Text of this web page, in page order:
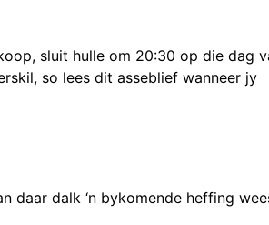
sluit hulle om 20:30 op die dag
so lees dit asseblief wanneer jy
daar dalk ‘n bykomende heffing